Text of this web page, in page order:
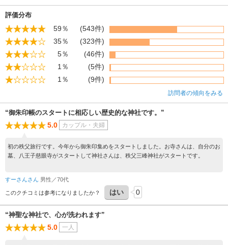
評価分布
59％
(543件)
35％
(323件)
5％
(46件)
1％
(5件)
1％
(9件)
訪問者の傾向をみる
“御朱印帳のスタートに相応しい歴史的な神社です。”
5.0 カップル・夫婦
初の秩父旅行です。今年から御朱印集めをスタートしました。お寺さんは、自分のお
墓、八王子慈眼寺がスタートして神社さんは、秩父三峰神社がスタートです。
すーさんさん 男性／70代
このクチコミは参考になりましたか？ はい 0
“神聖な神社で、心が洗われます”
5.0 一人